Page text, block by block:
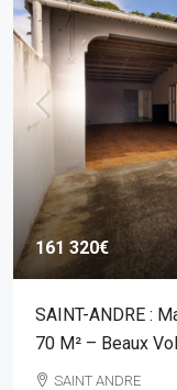
161 320€
SAINT-ANDRE :
70 M² – Beaux
SAINT ANDRE